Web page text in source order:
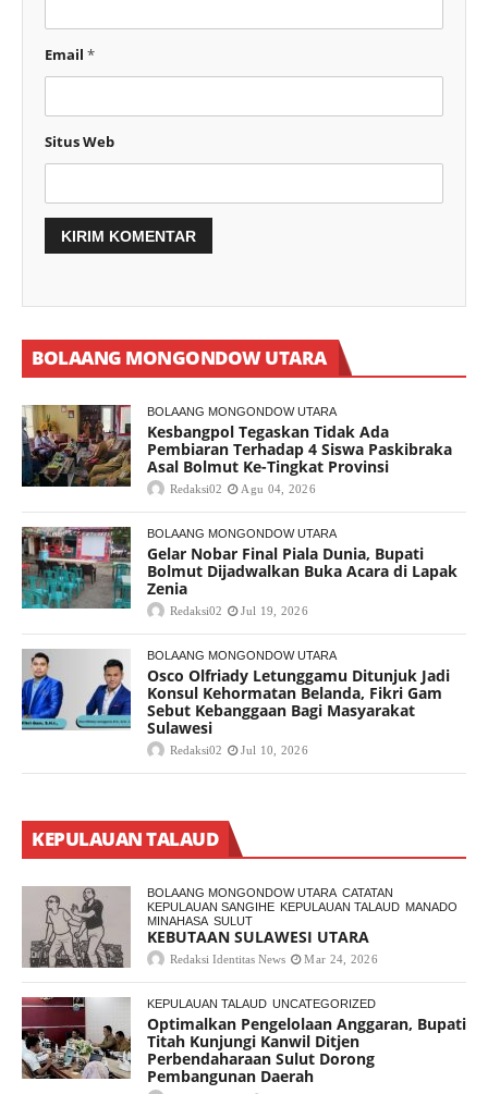
Email *
Situs Web
BOLAANG MONGONDOW UTARA
BOLAANG MONGONDOW UTARA
Kesbangpol Tegaskan Tidak Ada
Pembiaran Terhadap 4 Siswa Paskibraka
Asal Bolmut Ke-Tingkat Provinsi
Redaksi02 Agu 04, 2026
BOLAANG MONGONDOW UTARA
Gelar Nobar Final Piala Dunia, Bupati
Bolmut Dijadwalkan Buka Acara di Lapak
Zenia
Redaksi02 Jul 19, 2026
BOLAANG MONGONDOW UTARA
Osco Olfriady Letunggamu Ditunjuk Jadi
Konsul Kehormatan Belanda, Fikri Gam
Sebut Kebanggaan Bagi Masyarakat
Sulawesi
Redaksi02 Jul 10, 2026
KEPULAUAN TALAUD
BOLAANG MONGONDOW UTARA CATATAN
KEPULAUAN SANGIHE KEPULAUAN TALAUD MANADO
MINAHASA SULUT
KEBUTAAN SULAWESI UTARA
Redaksi Identitas News Mar 24, 2026
KEPULAUAN TALAUD UNCATEGORIZED
Optimalkan Pengelolaan Anggaran, Bupati
Titah Kunjungi Kanwil Ditjen
Perbendaharaan Sulut Dorong
Pembangunan Daerah